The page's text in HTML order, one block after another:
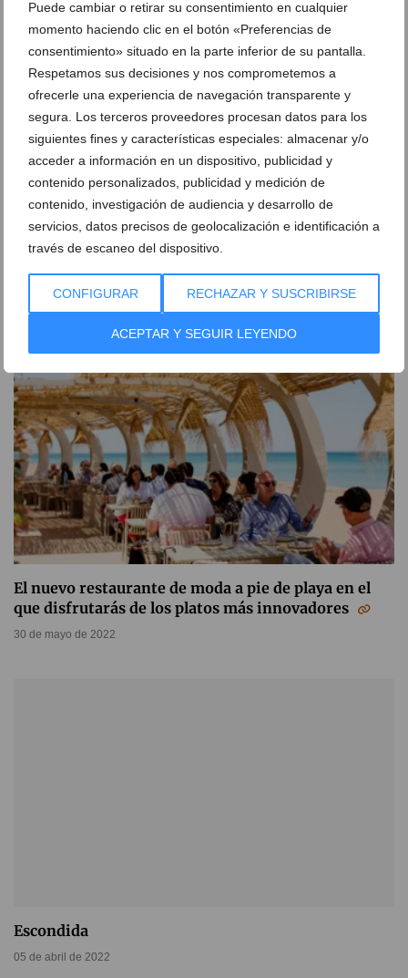
Puede cambiar o retirar su consentimiento en cualquier
momento haciendo clic en el botón «Preferencias de
consentimiento» situado en la parte inferior de su pantalla.
Respetamos sus decisiones y nos comprometemos a
ofrecerle una experiencia de navegación transparente y
segura. Los terceros proveedores procesan datos para los
siguientes fines y características especiales: almacenar y/o
acceder a información en un dispositivo, publicidad y
contenido personalizados, publicidad y medición de
contenido, investigación de audiencia y desarrollo de
servicios, datos precisos de geolocalización e identificación a
través de escaneo del dispositivo.
CONFIGURAR RECHAZAR Y SUSCRIBIRSE
ACEPTAR Y SEGUIR LEYENDO
Escondida, el restaurante mar-fusión de Bruno
13 de octubre de 2022
El nuevo restaurante de moda a pie de playa en el
que disfrutarás de los platos más innovadores
30 de mayo de 2022
Escondida
05 de abril de 2022